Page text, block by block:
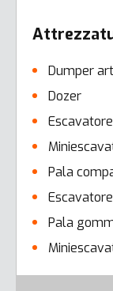
Dumper
Dozer
Pala
Pala